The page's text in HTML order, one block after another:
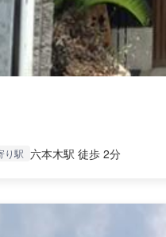
り駅 六本木駅 徒歩 2分